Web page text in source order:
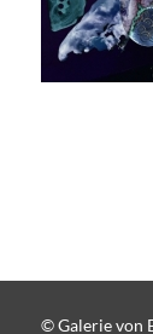
© Galerie von